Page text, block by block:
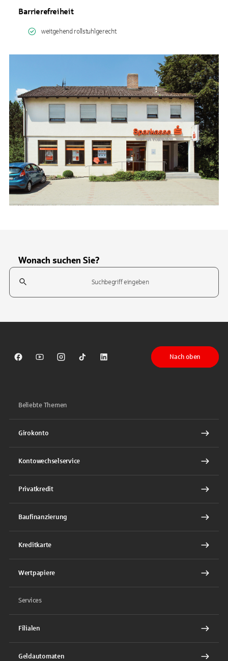
Barrierefreiheit
weitgehend rollstuhlgerecht
Wonach suchen Sie?
Suchfeld
Sparkasse auf Facebook
Sparkasse auf Youtube
Sparkasse auf Instagram
Sparkasse auf TikTok
Sparkasse auf LinkedIn
Nach oben
Beliebte Themen
Girokonto
Kontowechselservice
Privatkredit
Baufinanzierung
Kreditkarte
Wertpapiere
Services
Filialen
Geldautomaten